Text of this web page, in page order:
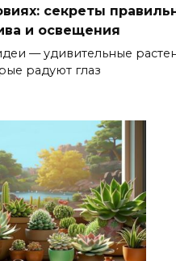
секреты
и освещения
— удивительные
радуют глаз